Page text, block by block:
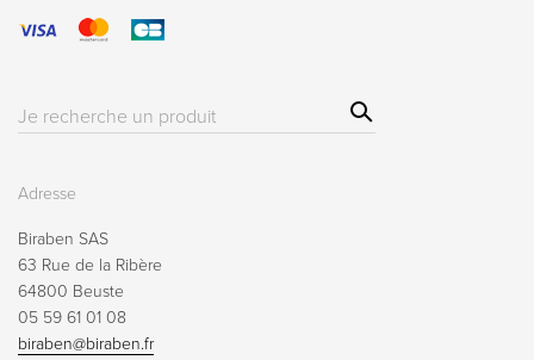
Résultat(s)
Sear
ch
Adresse
Biraben SAS
63 Rue de la Ribère
64800 Beuste
05 59 61 01 08
biraben@biraben.fr